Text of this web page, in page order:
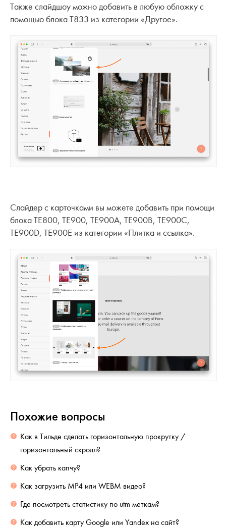
Также слайдшоу можно добавить в любую обложку с
помощью блока T833 из категории «Другое».
Слайдер с карточками вы можете добавить при помощи
блока
TE800, TE900, TE900A, TE900B, TE900C,
TE900D, TE900E из категории «Плитка и ссылка».
Похожие вопросы
Как в Тильде сделать горизонтальную прокрутку /
горизонтальный скролл?
Как убрать капчу?
Как загрузить MP4 или WEBM видео?
Где посмотреть статистику по utm меткам?
Как добавить карту Google или Yandex на сайт?